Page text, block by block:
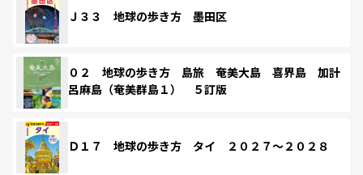
Ｊ３３ 地球の歩き方 墨田区
０２ 地球の歩き方 島旅 奄美大島 喜界島 加計
呂麻島（奄美群島１） ５訂版
Ｄ１７ 地球の歩き方 タイ ２０２７～２０２８